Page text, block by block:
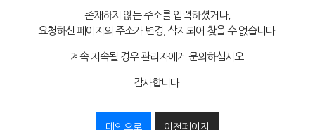
존재하지 않는 주소를 입력하셨거나,
요청하신 페이지의 주소가 변경, 삭제되어 찾을 수 없습니다.
계속 지속될 경우 관리자에게 문의하십시오.
감사합니다.
메인으로 이전페이지